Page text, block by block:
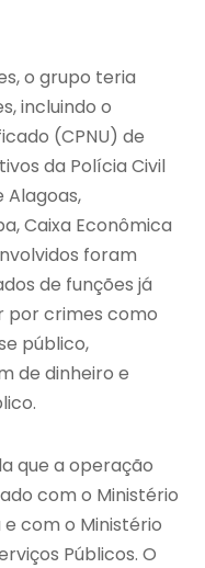
o grupo teria
incluindo o
(CPNU) de
da Polícia Civil
Alagoas,
Caixa Econômica
foram
de funções já
por crimes como
público,
de dinheiro e
que a operação
com o Ministério
com o Ministério
Públicos. O